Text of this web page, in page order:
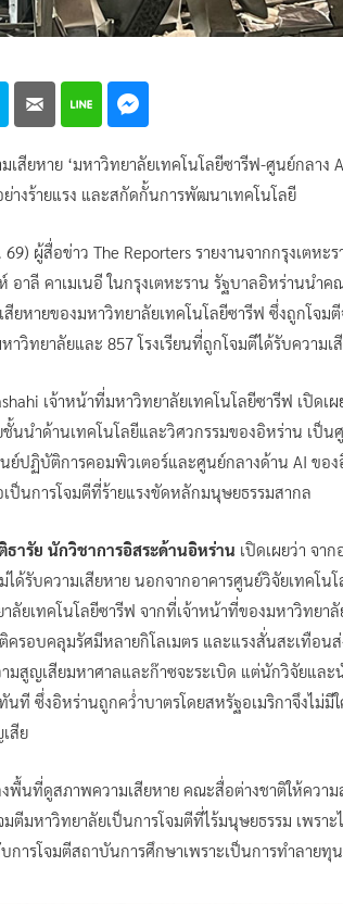
เสียหาย ‘มหาวิทยาลัยเทคโนโลยีซารีฟ-ศูนย์กลา
างร้ายแรง และสกัดกั้นการพัฒนาเทคโนโลยี
ผู้สื่อข่าว The Reporters รายงานจากกรุงเต
อาลี คาเมเนอี ในกรุงเตหะราน รัฐบาลอิหร่านน
สียหายของมหาวิทยาลัยเทคโนโลยีซารีฟ ซึ่งถูกโจม
าวิทยาลัยและ 857 โรงเรียนที่ถูกโจมตีได้รับความเ
เจ้าหน้าที่มหาวิทยาลัยเทคโนโลยีซารีฟ เปิด
นนำด้านเทคโนโลยีและวิศวกรรมของอิหร่าน เป็
ย์ปฏิบัติการคอมพิวเตอร์และศูนย์กลางด้าน AI ขอ
เป็นการโจมตีที่ร้ายแรงขัดหลักมนุษยธรรมสากล
ธารัย นักวิชาการอิสระด้านอิหร่าน เปิดเผยว่า จา
ได้รับความเสียหาย นอกจากอาคารศูนย์วิจัยเทคโ
ลัยเทคโนโลยีซารีฟ จากที่เจ้าหน้าที่ของมหาวิทยา
ครอบคลุมรัศมีหลายกิโลเมตร และแรงสั่นสะเทือน
มสูญเสียมหาศาลและก๊าซจะระเบิด แต่นักวิจัยแล
นที ซึ่งอิหร่านถูกคว่ำบาตรโดยสหรัฐอเมริกาจึงไม่
สีย
พื้นที่ดูสภาพความเสียหาย คณะสื่อต่างชาติให้ความ
มตีมหาวิทยาลัยเป็นการโจมตีที่ไร้มนุษยธรรม เพรา
การโจมตีสถาบันการศึกษาเพราะเป็นการทำลาย